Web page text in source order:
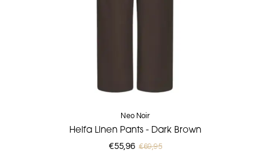
Neo Noir
Heifa Linen Pants - Dark Brown
€55,96 €69,95